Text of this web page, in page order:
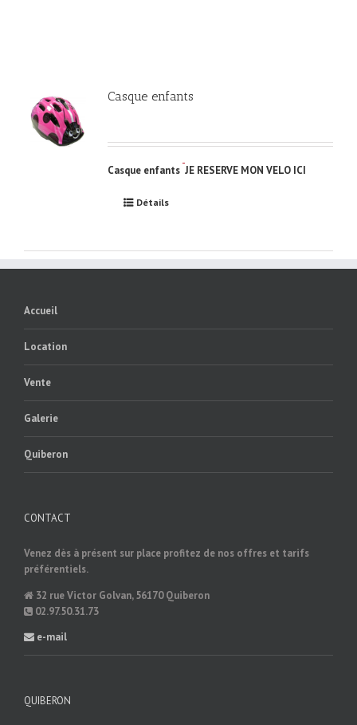
Casque enfants
Casque enfants JE RESERVE MON VELO ICI
Détails
Accueil
Location
Vente
Galerie
Quiberon
CONTACT
Venez dès à présent sur place profitez de nos offres et tarifs
préférentiels.
32 rue Victor Golvan, 56170 Quiberon
02.97.50.31.73
e-mail
QUIBERON